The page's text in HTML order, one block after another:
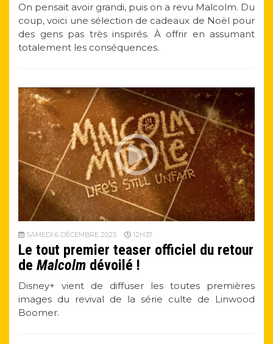
On pensait avoir grandi, puis on a revu Malcolm. Du
coup, voici une sélection de cadeaux de Noël pour
des gens pas très inspirés. À offrir en assumant
totalement les conséquences.
SAMEDI 6 DÉCEMBRE 2025 12H37
Le tout premier teaser officiel du retour
de Malcolm dévoilé !
Disney+ vient de diffuser les toutes premières
images du revival de la série culte de Linwood
Boomer.